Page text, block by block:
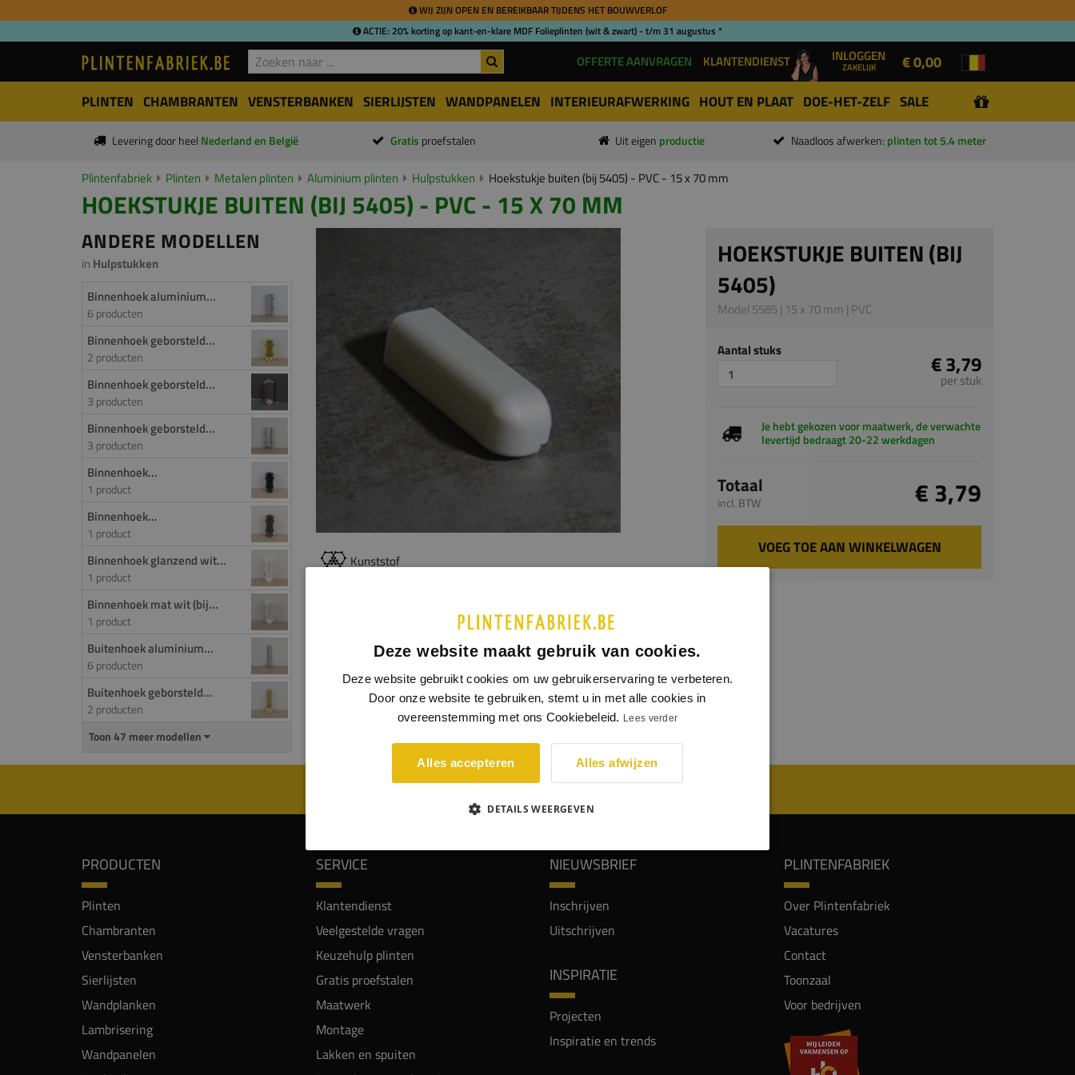
WIJ ZIJN OPEN EN BEREIKBAAR TIJDENS HET BOUWVERLOF
ACTIE: 20% korting op kant-en-klare MDF Folieplinten (wit & zwart) - t/m 31 augustus *
OFFERTE AANVRAGEN KLANTENDIENST INLOGGEN
ZAKELIJK € 0,00
PLINTEN CHAMBRANTEN VENSTERBANKEN SIERLIJSTEN WANDPANELEN INTERIEURAFWERKING HOUT EN PLAAT DOE-HET-ZELF SALE
Levering door heel Nederland en België Gratis proefstalen Uit eigen productie Naadloos afwerken: plinten tot 5.4 meter
Plintenfabriek Plinten Metalen plinten Aluminium plinten Hulpstukken Hoekstukje buiten (bij 5405) - PVC - 15 x 70 mm
HOEKSTUKJE BUITEN (BIJ 5405) - PVC - 15 X 70 MM
ANDERE MODELLEN
in Hulpstukken
Binnenhoek aluminium...
6 producten
Binnenhoek geborsteld...
2 producten
Binnenhoek geborsteld...
3 producten
Binnenhoek geborsteld...
3 producten
Binnenhoek...
1 product
Binnenhoek...
1 product
Binnenhoek glanzend wit...
1 product
Binnenhoek mat wit (bij...
1 product
Buitenhoek aluminium...
6 producten
Buitenhoek geborsteld...
2 producten
Toon 47 meer modellen
Kunststof
Buitenhoekstukje bij aluminium plint model 5405.
HOEKSTUKJE BUITEN (BIJ
5405)
Model 5585 | 15 x 70 mm | PVC
Aantal stuks € 3,79
per stuk
Je hebt gekozen voor maatwerk, de verwachte
levertijd bedraagt 20-22 werkdagen
Totaal
incl. BTW € 3,79
VOEG TOE AAN WINKELWAGEN
WIJ WORDEN BEOORDEELD MET EEN 8.8
PRODUCTEN
Plinten
Chambranten
Vensterbanken
Sierlijsten
Wandplanken
Lambrisering
Wandpanelen
SERVICE
Klantendienst
Veelgestelde vragen
Keuzehulp plinten
Gratis proefstalen
Maatwerk
Montage
Lakken en spuiten
NIEUWSBRIEF
Inschrijven
Uitschrijven
INSPIRATIE
Projecten
Inspiratie en trends
PLINTENFABRIEK
Over Plintenfabriek
Vacatures
Contact
Toonzaal
Voor bedrijven
Deze website maakt gebruik van cookies.
Deze website gebruikt cookies om uw gebruikerservaring te verbeteren.
Door onze website te gebruiken, stemt u in met alle cookies in
overeenstemming met ons Cookiebeleid. Lees verder
Alles accepteren Alles afwijzen
DETAILS WEERGEVEN